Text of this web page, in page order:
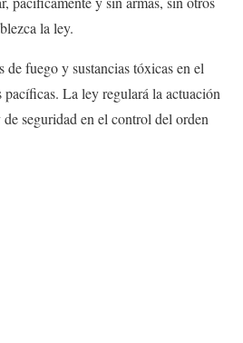
la ley.
de fuego y sustancias tóxicas en el
La ley regulará la actuación
seguridad en el control del orden